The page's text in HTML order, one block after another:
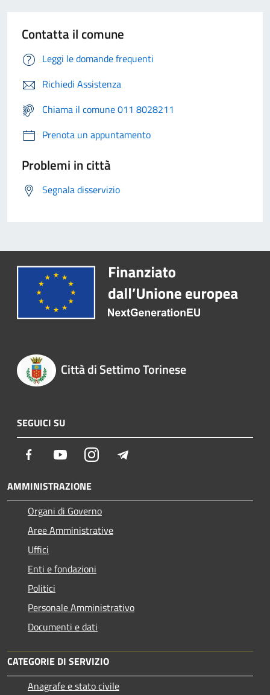
Contatta il comune
Leggi le domande frequenti
Richiedi Assistenza
Chiama il comune 011 8028211
Prenota un appuntamento
Problemi in città
Segnala disservizio
Città di Settimo Torinese
SEGUICI SU
Facebook YoutubeInstagram
AMMINISTRAZIONE
Organi di Governo
Aree Amministrative
Uffici
Enti e fondazioni
Politici
Personale Amministrativo
Documenti e dati
CATEGORIE DI SERVIZIO
Anagrafe e stato civile